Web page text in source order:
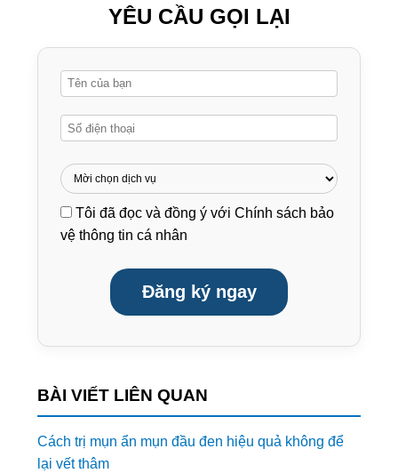
YÊU CẦU GỌI LẠI
Tôi đã đọc và đồng ý vớiChính sách bảo
vệ thông tin cá nhân
Đăng ký ngay
BÀI VIẾT LIÊN QUAN
Cách trị mụn ẩn mụn đầu đen hiệu quả không để
lại vết thâm